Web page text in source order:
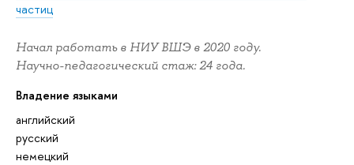
частиц
Начал работать в НИУ ВШЭ в 2020 году.
Научно-педагогический стаж: 24 года.
Владение языками
английский
русский
немецкий